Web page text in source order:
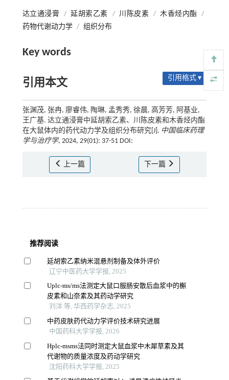
达立通浸膏 / 延胡索乙素 / 川陈皮素 / 木香烃内酯
/
药物代谢动力学 / 组织分布
Key words
引用本文 引用格式 ▾
张渊茂, 张冉, 廖睿伟, 陶琳, 孟秀秀, 徐晨, 高芳芳, 阿基业,
王广基. 达立通浸膏中延胡索乙素、川陈皮素和木香烃内酯
在大鼠体内的药代动力学及组织分布研究[J]. 中国临床药理
学与治疗学, 2024, 29(01): 37-51 DOI:
上一篇 下一篇